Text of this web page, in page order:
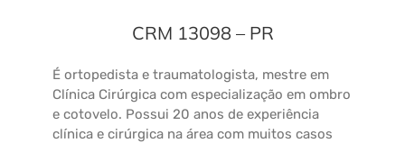
CRM 13098 – PR
É ortopedista e traumatologista, mestre em
Clínica Cirúrgica com especialização em ombro
e cotovelo. Possui 20 anos de experiência
clínica e cirúrgica na área com muitos casos